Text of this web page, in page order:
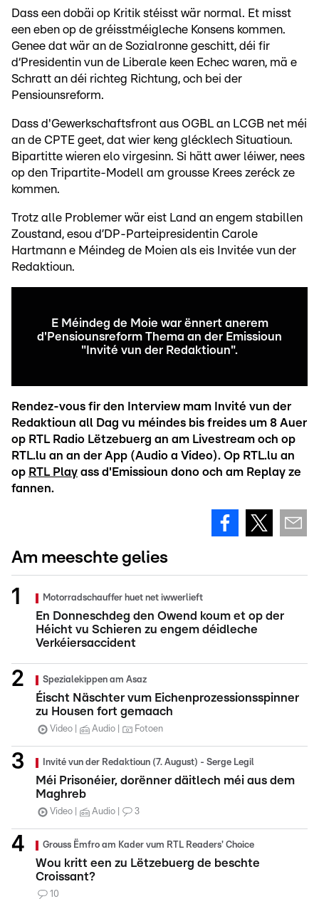
Dass een dobäi op Kritik stéisst wär normal. Et misst
een eben op de gréisstméigleche Konsens kommen.
Genee dat wär an de Sozialronne geschitt, déi fir
d‘Presidentin vun de Liberale keen Echec waren, mä e
Schratt an déi richteg Richtung, och bei der
Pensiounsreform.
Dass d'Gewerkschaftsfront aus OGBL an LCGB net méi
an de CPTE geet, dat wier keng glécklech Situatioun.
Bipartitte wieren elo virgesinn. Si hätt awer léiwer, nees
op den Tripartite-Modell am grousse Krees zeréck ze
kommen.
Trotz alle Problemer wär eist Land an engem stabillen
Zoustand, esou d’DP-Parteipresidentin Carole
Hartmann e Méindeg de Moien als eis Invitée vun der
Redaktioun.
E Méindeg de Moie war ënnert anerem
d'Pensiounsreform Thema an der Emissioun
"Invité vun der Redaktioun".
Rendez-vous fir den Interview mam Invité vun der
Redaktioun all Dag vu méindes bis freides um 8 Auer
op RTL Radio Lëtzebuerg an am Livestream och op
RTL.lu an an der App (Audio a Video). Op RTL.lu an
op RTL Play ass d'Emissioun dono och am Replay ze
fannen.
Am meeschte gelies
Motorradschauffer huet net iwwerlieft
En Donneschdeg den Owend koum et op der
Héicht vu Schieren zu engem déidleche
Verkéiersaccident
Spezialekippen am Asaz
Éischt Näschter vum Eichenprozessionsspinner
zu Housen fort gemaach
Video Audio Fotoen
Invité vun der Redaktioun (7. August) - Serge Legil
Méi Prisonéier, dorënner däitlech méi aus dem
Maghreb
Video Audio 3
Grouss Ëmfro am Kader vum RTL Readers' Choice
Wou kritt een zu Lëtzebuerg de beschte
Croissant?
10